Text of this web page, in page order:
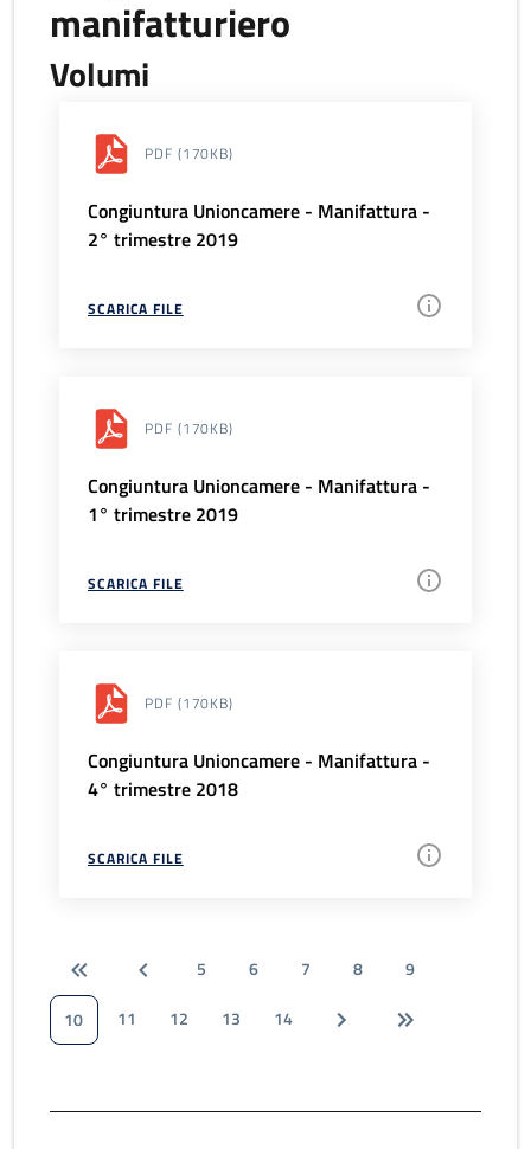
manifatturiero
Volumi
PDF (170KB)
Congiuntura Unioncamere - Manifattura -
2° trimestre 2019
SCARICA FILE
PDF (170KB)
Congiuntura Unioncamere - Manifattura -
1° trimestre 2019
SCARICA FILE
PDF (170KB)
Congiuntura Unioncamere - Manifattura -
4° trimestre 2018
SCARICA FILE
5 6 7 8
9
10
11 12 13 14